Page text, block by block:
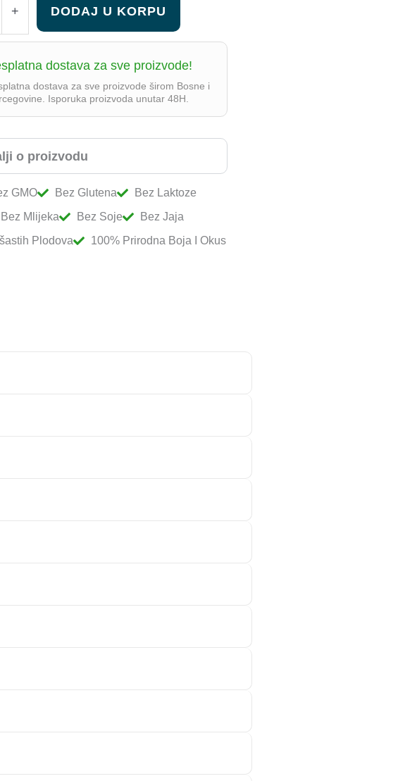
+ DODAJ U KORPU
dostava za sve proizvode!
dostava za sve proizvode širom Bosne i
Isporuka proizvoda unutar 48H.
o proizvodu
GMO Bez Glutena
Bez Laktoze
Bez Mlijeka
Bez Soje
Bez Jaja
Plodova
100% Prirodna Boja I Okus